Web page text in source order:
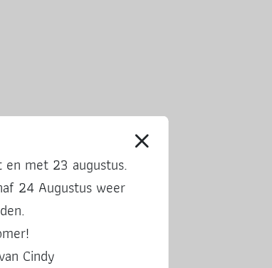
post
met 23 augustus.
24 Augustus weer
Cindy